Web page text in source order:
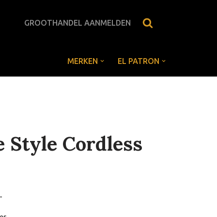
GROOTHANDEL AANMELDEN
MERKEN EL PATRON
Style Cordless
-